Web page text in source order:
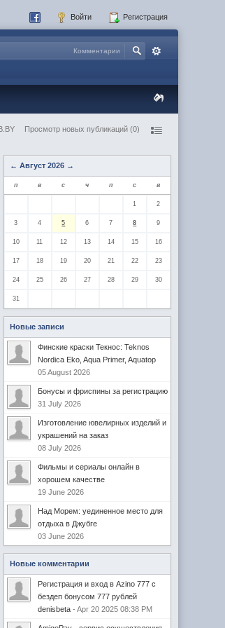
Войти Регистрация
Комментарии
Просмотр новых публикаций (0)
← Август 2026 →
п в с ч п с в
1 2
3 4 5 6 7 8 9
10 11 12 13 14 15 16
17 18 19 20 21 22 23
24 25 26 27 28 29 30
31
Новые записи
Финские краски Текнос: Teknos
Nordica Eko, Aqua Primer, Aquatop
05 August 2026
Бонусы и фриспины за регистрацию
31 July 2026
Изготовление ювелирных изделий и
украшений на заказ
08 July 2026
Фильмы и сериалы онлайн в
хорошем качестве
19 June 2026
Над Морем: уединенное место для
отдыха в Джубге
03 June 2026
Новые комментарии
Регистрация и вход в Azino 777 с
бездеп бонусом 777 рублей
denisbeta- Apr 20 2025 08:38 PM